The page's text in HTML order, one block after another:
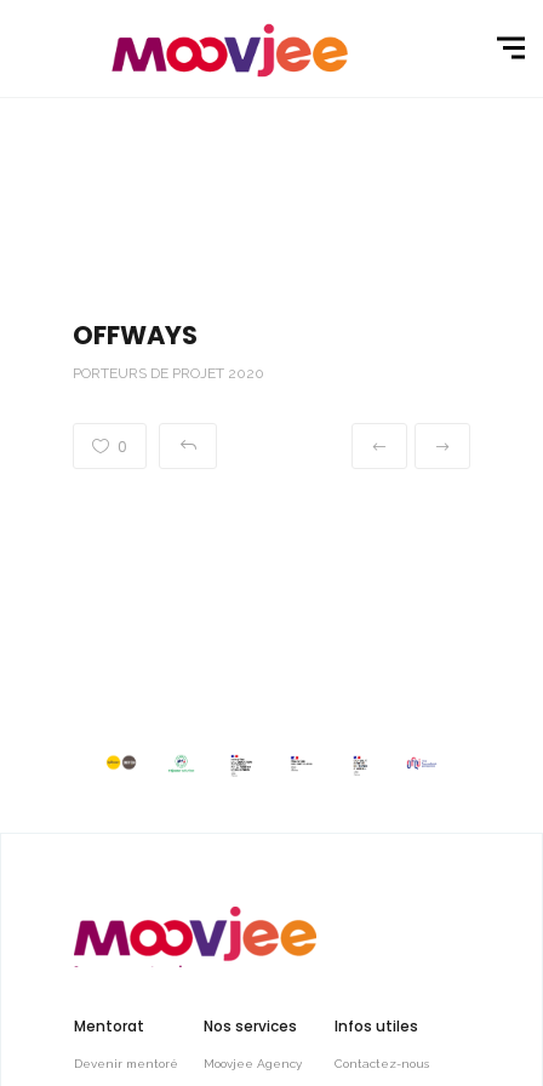
OFFWAYS
PORTEURS DE PROJET 2020
0
Mentorat
Devenir mentoré
Nos services
Moovjee Agency
Infos utiles
Contactez-nous